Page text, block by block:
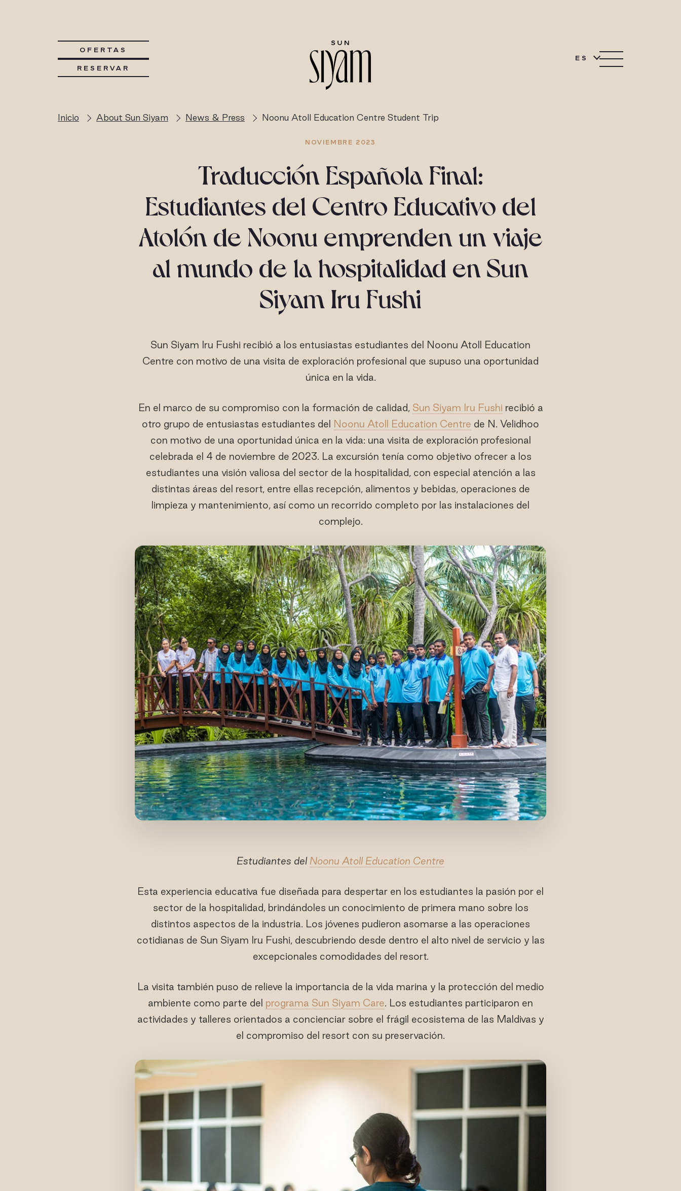
OFERTAS
RESERVAR
ES
Inicio About Sun Siyam News & Press Noonu Atoll Education Centre Student Trip
NOVIEMBRE 2023
Traducción Española Final:
Estudiantes del Centro Educativo del
Atolón de Noonu emprenden un viaje
al mundo de la hospitalidad en Sun
Siyam Iru Fushi
Sun Siyam Iru Fushi recibió a los entusiastas estudiantes del Noonu Atoll Education
Centre con motivo de una visita de exploración profesional que supuso una oportunidad
única en la vida.
En el marco de su compromiso con la formación de calidad, Sun Siyam Iru Fushi recibió a
otro grupo de entusiastas estudiantes del Noonu Atoll Education Centre de N. Velidhoo
con motivo de una oportunidad única en la vida: una visita de exploración profesional
celebrada el 4 de noviembre de 2023. La excursión tenía como objetivo ofrecer a los
estudiantes una visión valiosa del sector de la hospitalidad, con especial atención a las
distintas áreas del resort, entre ellas recepción, alimentos y bebidas, operaciones de
limpieza y mantenimiento, así como un recorrido completo por las instalaciones del
complejo.
Estudiantes del Noonu Atoll Education Centre
Esta experiencia educativa fue diseñada para despertar en los estudiantes la pasión por el
sector de la hospitalidad, brindándoles un conocimiento de primera mano sobre los
distintos aspectos de la industria. Los jóvenes pudieron asomarse a las operaciones
cotidianas de Sun Siyam Iru Fushi, descubriendo desde dentro el alto nivel de servicio y las
excepcionales comodidades del resort.
La visita también puso de relieve la importancia de la vida marina y la protección del medio
ambiente como parte del programa Sun Siyam Care. Los estudiantes participaron en
actividades y talleres orientados a concienciar sobre el frágil ecosistema de las Maldivas y
el compromiso del resort con su preservación.